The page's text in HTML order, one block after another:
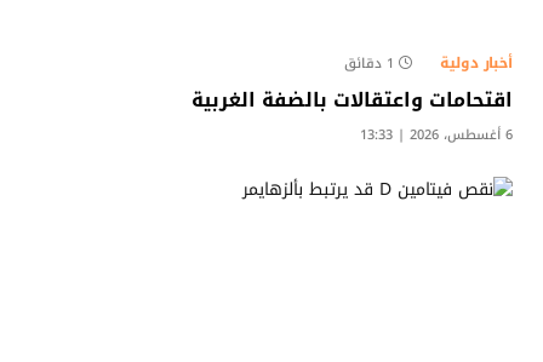
أخبار دولية 1 دقائق
اقتحامات واعتقالات بالضفة الغربية
6 أغسطس، 2026 | 13:33